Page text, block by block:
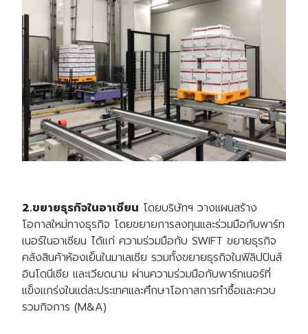
2.ขยายธุรกิจในอาเซียน โดยบริษัทฯ วางแผนสร้าง
โอกาสใหม่ทางธุรกิจ โดยขยายการลงทุนและร่วมมือกับพาร์ท
เนอร์ในอาเซียน ได้แก่ ความร่วมมือกับ SWIFT ขยายธุรกิจ
คลังสินค้าห้องเย็นในมาเลเซีย รวมทั้งขยายธุรกิจในฟิลิปปินส์
อินโดนีเซีย และเวียดนาม ผ่านความร่วมมือกับพาร์ทเนอร์ที่
แข็งแกร่งในแต่ละประเทศและศึกษาโอกาสการทำซื้อและควบ
รวมกิจการ (M&A)